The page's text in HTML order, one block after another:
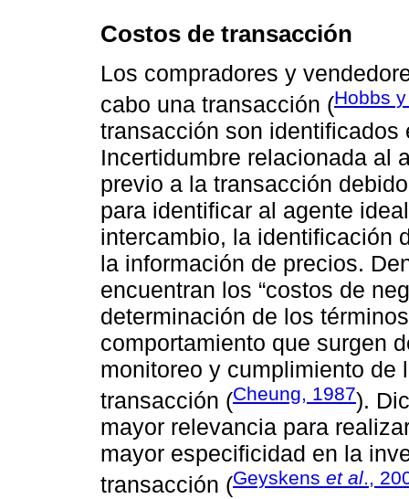
Costos de transacción
Los compradores y
cabo una transacción (Hobbs
transacción son
Incertidumbre relacionada al
previo a la transacción
para identificar al agente
intercambio, la identificación
la información de precios.
encuentran los “costos de
determinación de los
comportamiento que surgen
monitoreo y cumplimiento de
transacción (Cheung, 1987).
mayor relevancia para
mayor especificidad en la
transacción (Geyskens et al.,